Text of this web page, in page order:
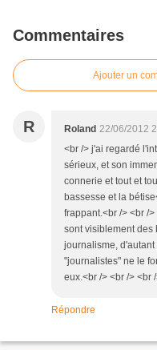
Commentaires
Ajouter un
R Roland 22/06/2012
<br /> j'ai regardé
sérieux, et son
connerie et tout et
bassesse et la
frappant.<br /> <br /
sont visiblement des
journalisme,
"journalistes" ne le
eux.<br /> <br /> <br
Répondre